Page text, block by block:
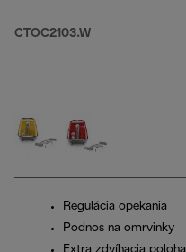
CTOC2103.W
Regulácia opekania
Podnos na omrvinky